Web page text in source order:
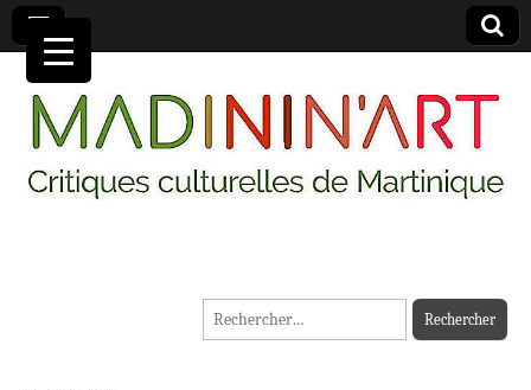
MADININ'ART
Rechercher :